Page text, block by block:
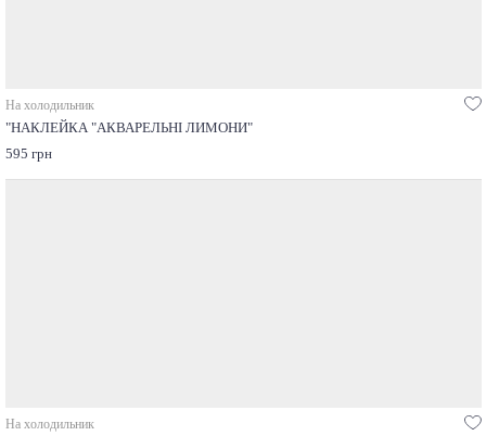
На холодильник
"НАКЛЕЙКА "АКВАРЕЛЬНІ ЛИМОНИ"
595 грн
На холодильник